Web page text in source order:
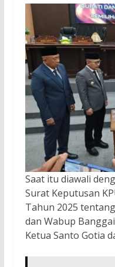
Saat itu diawali
Surat Keputusan
Tahun 2025
dan Wabup
Ketua Santo Gotia